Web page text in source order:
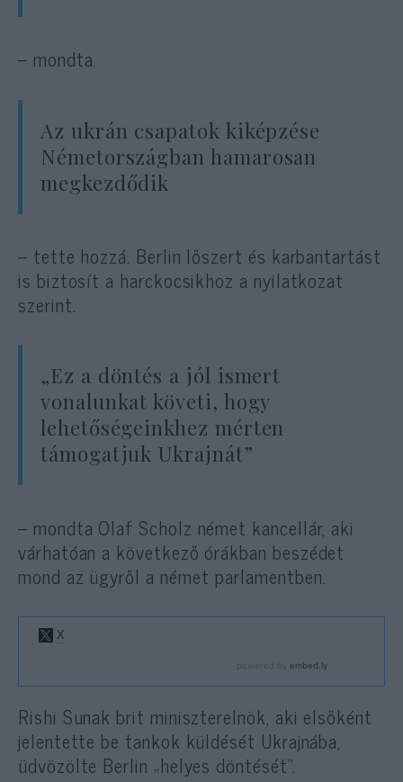
– mondta.
Az ukrán csapatok kiképzése
Németországban hamarosan
megkezdődik
– tette hozzá. Berlin lőszert és karbantartást
is biztosít a harckocsikhoz a nyilatkozat
szerint.
„Ez a döntés a jól ismert
vonalunkat követi, hogy
lehetőségeinkhez mérten
támogatjuk Ukrajnát”
– mondta Olaf Scholz német kancellár, aki
várhatóan a következő órákban beszédet
mond az ügyről a német parlamentben.
Rishi Sunak brit miniszterelnök, aki elsőként
jelentette be tankok küldését Ukrajnába,
üdvözölte Berlin „helyes döntését”.